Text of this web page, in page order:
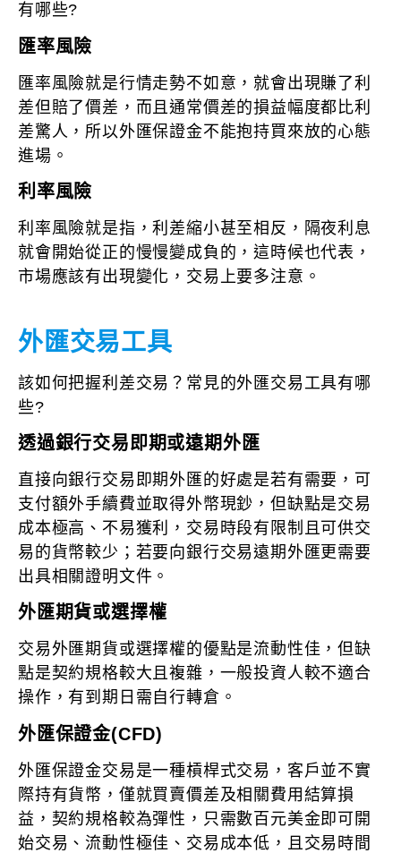
有哪些?
匯率風險
匯率風險就是行情走勢不如意，就會出現賺了利
差但賠了價差，而且通常價差的損益幅度都比利
差驚人，所以外匯保證金不能抱持買來放的心態
進場。
利率風險
利率風險就是指，利差縮小甚至相反，隔夜利息
就會開始從正的慢慢變成負的，這時候也代表，
市場應該有出現變化，交易上要多注意。
外匯交易工具
該如何把握利差交易？常見的外匯交易工具有哪
些?
透過銀行交易即期或遠期外匯
直接向銀行交易即期外匯的好處是若有需要，可
支付額外手續費並取得外幣現鈔，但缺點是交易
成本極高、不易獲利，交易時段有限制且可供交
易的貨幣較少；若要向銀行交易遠期外匯更需要
出具相關證明文件。
外匯期貨或選擇權
交易外匯期貨或選擇權的優點是流動性佳，但缺
點是契約規格較大且複雜，一般投資人較不適合
操作，有到期日需自行轉倉。
外匯保證金(CFD)
外匯保證金交易是一種槓桿式交易，客戶並不實
際持有貨幣，僅就買賣價差及相關費用結算損
益，契約規格較為彈性，只需數百元美金即可開
始交易、流動性極佳、交易成本低，且交易時間